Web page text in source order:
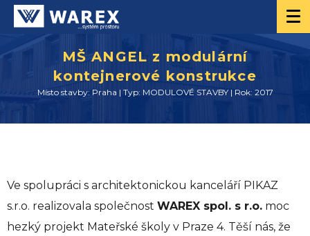
MŠ ANGEL z modulární
kontejnerové konstrukce
Místo stavby: Praha | Typ: MODULOVÉ STAVBY | Rok: 2017
Ve spolupráci s architektonickou kanceláří PIKAZ
s.r.o. realizovala společnost WAREX spol. s r.o. moc
hezký projekt Mateřské školy v Praze 4. Těší nás, že